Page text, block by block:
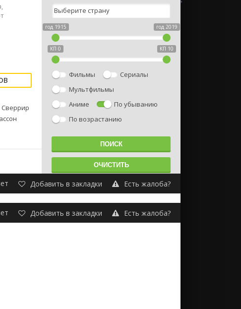
Сверрир
год 1915 год 2019
КП 0 КП 10
Фильмы
Сериалы
Мультфильмы
Аниме
По убыванию
По возрастанию
Добавить в закладки Есть жалоба?
Добавить в закладки Есть жалоба?